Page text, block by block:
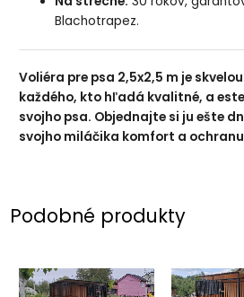
Blachotrapez.
Voliéra pre psa 2,5x2,5 m je
každého, kto hľadá kvalitné, a
svojho psa. Objednajte si ju ešte
svojho miláčika komfort a
Podobné produkty